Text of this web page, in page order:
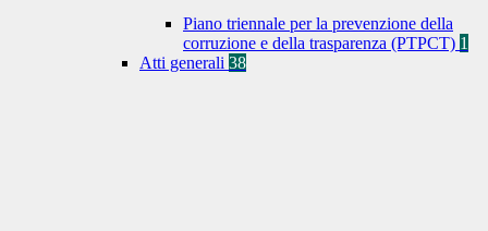
Piano triennale per la prevenzione della
corruzione e della trasparenza (PTPCT) 1
Atti generali 38